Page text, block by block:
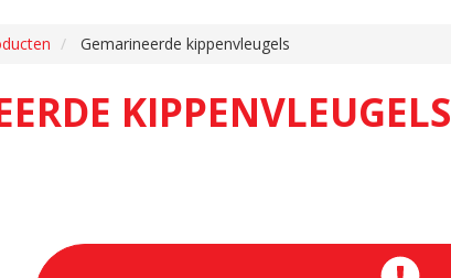
Gemarineerde kippenvleugels
KIPPENVLEUGELS